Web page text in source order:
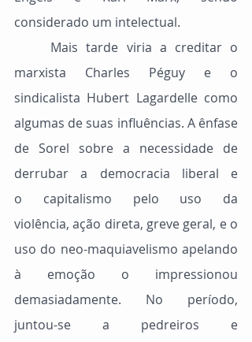
considerado um intelectual.
marxista Charles Péguy e o
sindicalista Hubert Lagardelle como
algumas de suas influências. A ênfase
de Sorel sobre a necessidade de
derrubar a democracia liberal e
o capitalismo pelo uso da
violência, ação direta, greve geral, e o
uso do neo-maquiavelismo apelando
à emoção o impressionou
demasiadamente. No período,
juntou-se a pedreiros e